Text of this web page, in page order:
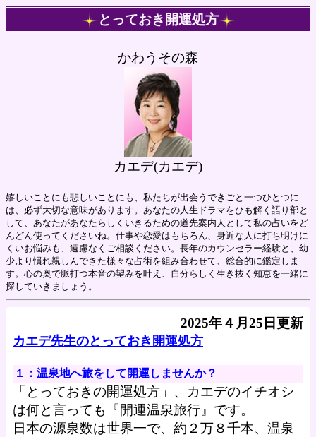
とっておき開運処方
かわうその森
カエデ(カエデ)
嬉しいことにも悲しいことにも、私たちが出会うできごと一つひとつに
は、必ず大切な意味があります。あなたの人生ドラマをひも解く語り部と
して、あなたがあなたらしくいきるための道先案内人として私の占いをど
んどん使ってくださいね。仕事や恋愛はもちろん、身近な人に打ち明けに
くいお悩みも、遠慮なくご相談ください。長年のカウンセラー経験と、幼
少より慣れ親しんできた様々な占術を組み合わせて、総合的に鑑定しま
す。心の奥で脈打つ本音の望みを叶え、自分らしく生き抜く知恵を一緒に
探していきましょう。
2025年４月25日更新
カエデ先生のとっておき開運処方
１：温泉地へ旅をして開運しませんか？
「とっておきの開運処方」、カエデのイチオシ
は何と言っても『開運温泉旅行』です。
日本の源泉数は世界一で、約２万８千本、温泉